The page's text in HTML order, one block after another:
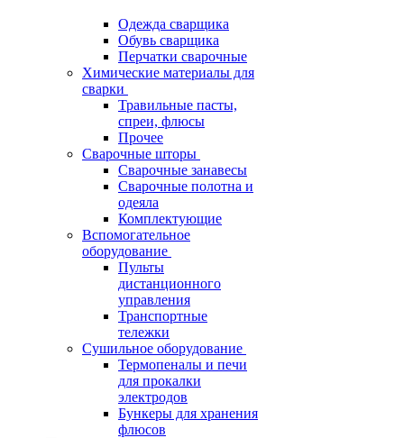
Одежда сварщика
Обувь сварщика
Перчатки сварочные
Химические материалы для
сварки
Травильные пасты,
спреи, флюсы
Прочее
Сварочные шторы
Сварочные занавесы
Сварочные полотна и
одеяла
Комплектующие
Вспомогательное
оборудование
Пульты
дистанционного
управления
Транспортные
тележки
Сушильное оборудование
Термопеналы и печи
для прокалки
электродов
Бункеры для хранения
флюсов